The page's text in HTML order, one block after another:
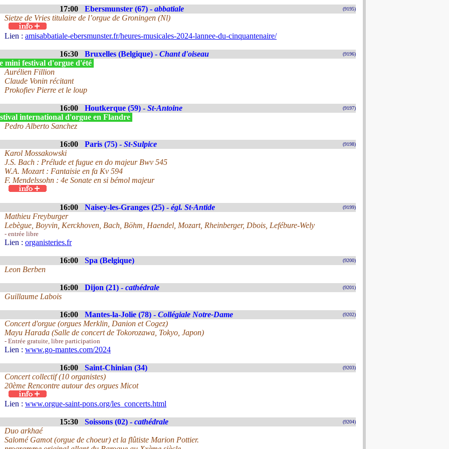
17:00 Ebersmunster (67) - abbatiale (9195)
Sietze de Vries titulaire de l’orgue de Groningen (Nl)
Lien : amisabbatiale-ebersmunster.fr/heures-musicales-2024-lannee-du-cinquantenaire/
16:30 Bruxelles (Belgique) - Chant d'oiseau (9196)
mini festival d'orgue d'été
Aurélien Fillion
Claude Vonin récitant
Prokofiev Pierre et le loup
16:00 Houtkerque (59) - St-Antoine (9197)
international d'orgue en Flandre
Pedro Alberto Sanchez
16:00 Paris (75) - St-Sulpice (9198)
Karol Mossakowski
J.S. Bach : Prélude et fugue en do majeur Bwv 545
W.A. Mozart : Fantaisie en fa Kv 594
F. Mendelssohn : 4e Sonate en si bémol majeur
16:00 Naisey-les-Granges (25) - égl. St-Antide (9199)
Mathieu Freyburger
Lebègue, Boyvin, Kerckhoven, Bach, Böhm, Haendel, Mozart, Rheinberger, Dbois, Lefébure-Wely
- entrée libre
Lien : organisteries.fr
16:00 Spa (Belgique) (9200)
Leon Berben
16:00 Dijon (21) - cathédrale (9201)
Guillaume Labois
16:00 Mantes-la-Jolie (78) - Collégiale Notre-Dame (9202)
Concert d'orgue (orgues Merklin, Danion et Cogez)
Mayu Harada (Salle de concert de Tokorozawa, Tokyo, Japon)
- Entrée gratuite, libre participation
Lien : www.go-mantes.com/2024
16:00 Saint-Chinian (34) (9203)
Concert collectif (10 organistes)
20ème Rencontre autour des orgues Micot
Lien : www.orgue-saint-pons.org/les_concerts.html
15:30 Soissons (02) - cathédrale (9204)
Duo arkhaé
Salomé Gamot (orgue de choeur) et la flûtiste Marion Pottier.